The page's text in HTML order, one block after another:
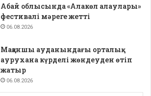
Абай облысында «Алакөл алаулары»
фестивалі мәреге жетті
06.08.2026
Мақаншы ауданындағы орталық
аурухана күрделі жөндеуден өтіп
жатыр
06.08.2026